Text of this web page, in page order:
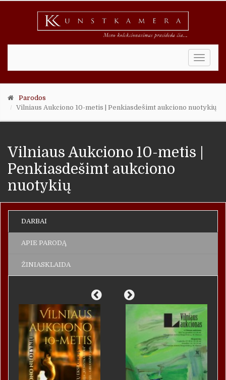
Toggle
Parodos
Vilniaus Aukciono 10-metis | Penkiasdešimt aukciono nuotykių
Vilniaus Aukciono 10-metis |
Penkiasdešimt aukciono
nuotykių
DARBAI
APIE PARODĄ
ŽINIASKLAIDA